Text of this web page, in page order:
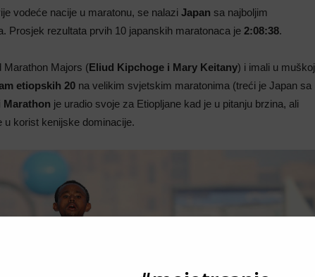
vodeće nacije u maratonu, se nalazi Japan sa najboljim
Prosjek rezultata prvih 10 japanskih maratonaca je 2:08:38.
Marathon Majors (Eliud Kipchoge i Mary Keitany) i imali u muškoj
etiopskih 20 na velikim svjetskim maratonima (treći je Japan sa
Marathon je uradio svoje za Etiopljane kad je u pitanju brzina, ali
u korist kenijske dominacije.